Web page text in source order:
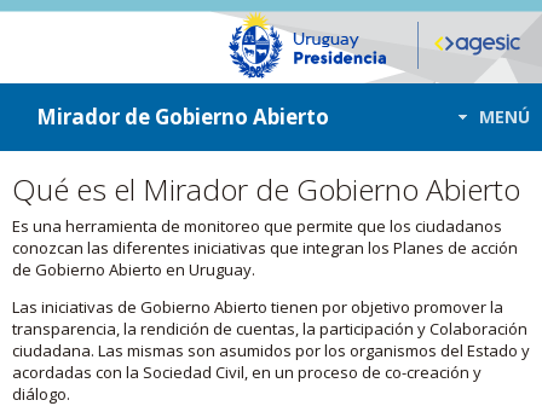
ir a contenido
ir al menú
Mirador de Gobierno Abierto MENÚ
Qué es el Mirador de Gobierno Abierto
Es una herramienta de monitoreo que permite que los ciudadanos
conozcan las diferentes iniciativas que integran los Planes de acción
de Gobierno Abierto en Uruguay.
Las iniciativas de Gobierno Abierto tienen por objetivo promover la
transparencia, la rendición de cuentas, la participación y Colaboración
ciudadana. Las mismas son asumidos por los organismos del Estado y
acordadas con la Sociedad Civil, en un proceso de co-creación y
diálogo.